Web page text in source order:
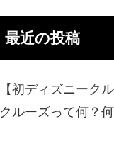
最近の投稿
【初ディズニーク
クルーズって何？